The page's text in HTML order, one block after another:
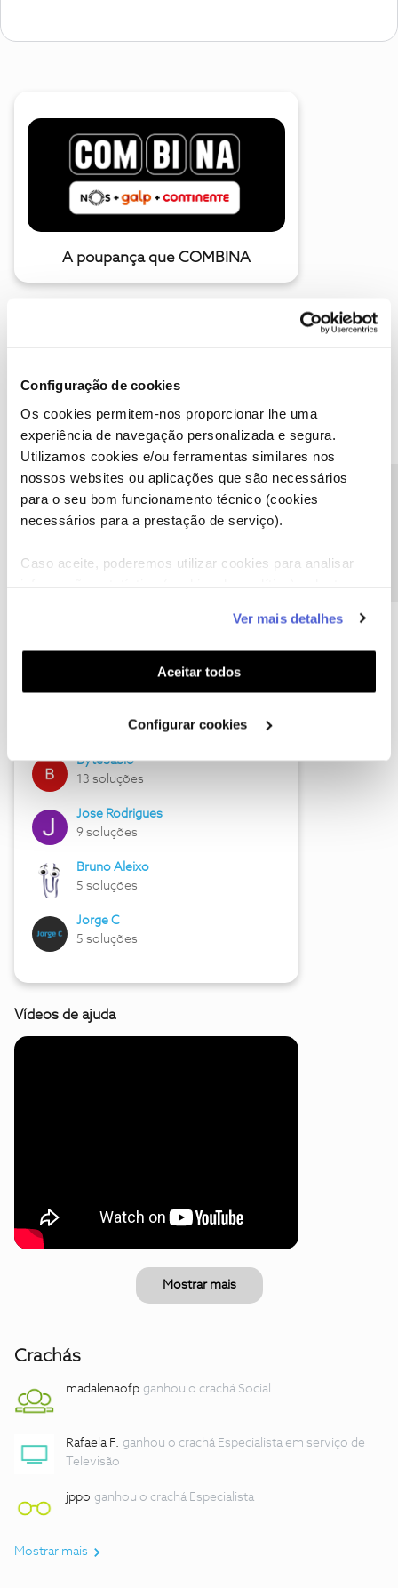
Configuração de cookies
Os cookies permitem-nos proporcionar lhe uma
experiência de navegação personalizada e segura.
Utilizamos cookies e/ou ferramentas similares nos
nossos websites ou aplicações que são necessários
para o seu bom funcionamento técnico (cookies
necessários para a prestação de serviço).
Caso aceite, poderemos utilizar cookies para analisar
funcionalidades (cookies de personalização e
funcionalidade) e adaptar anúncios aos seus interesses
(cookies de publicidade personalizada). Pode gerir a
utilização dos cookies clicando em "Configurar
Ver mais detalhes
Aceitar todos
Configurar cookies
A poupança que COMBINA
Descubra as novidades de julho
Hall of Fame de julho
17 soluções
ByteSábio
13 soluções
Jose Rodrigues
9 soluções
Bruno Aleixo
5 soluções
Jorge C
5 soluções
Vídeos de ajuda
Mostrar mais
Crachás
madalenaofp ganhou o crachá Social
Rafaela F. ganhou o crachá Especialista em serviço de
Televisão
jppo ganhou o crachá Especialista
Mostrar mais